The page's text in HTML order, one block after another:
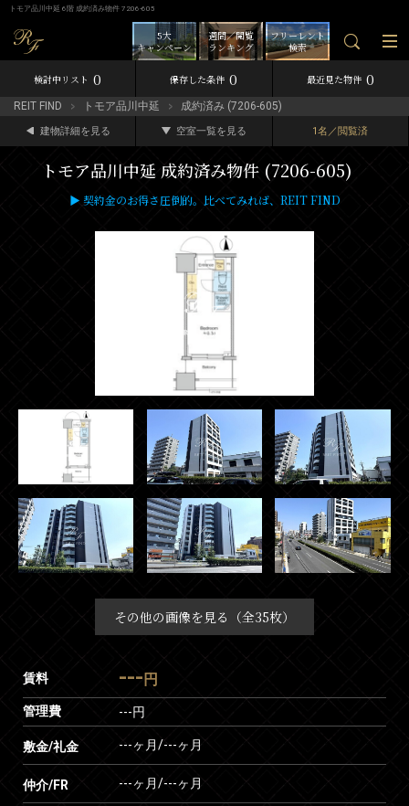
トモア品川中延 6階 成約済み物件 7206-605
フリーレント
検索
週間／閲覧
ランキング
5大
キャンペーン
検討中リスト 0 保存した条件 0 最近見た物件 0
REIT FIND トモア品川中延 成約済み (7206-605)
建物詳細を見る 空室一覧を見る 1名／閲覧済
トモア品川中延 成約済み物件 (7206-605)
▶ 契約金のお得さ圧倒的。比べてみれば、REIT FIND
その他の画像を見る（全35枚）
賃料 --- 円
管理費 ---円
敷金/礼金 ---ヶ月/---ヶ月
仲介/FR ---ヶ月/---ヶ月